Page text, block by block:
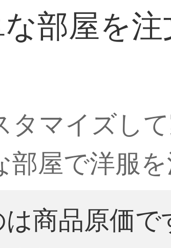
部屋を
マイズし
屋で洋服を
商品原価